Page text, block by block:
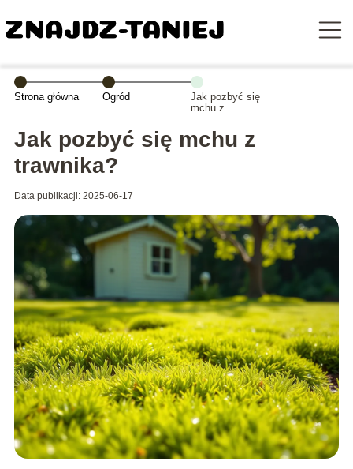
Strona główna Ogród
Jak pozbyć się
mchu z
Jak pozbyć się mchu z
trawnika?
Data publikacji: 2025-06-17